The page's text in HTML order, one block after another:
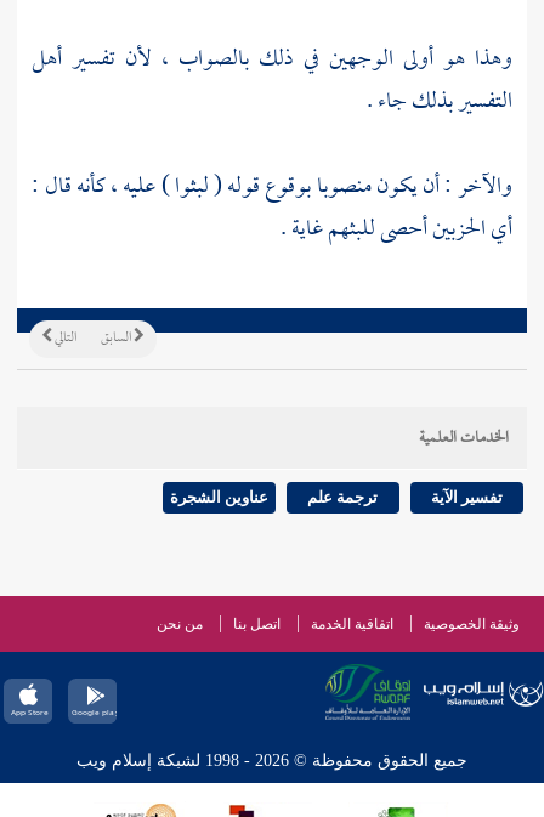
وهذا هو أولى الوجهين في ذلك بالصواب ، لأن تفسير أهل
التفسير بذلك جاء .
والآخر : أن يكون منصوبا بوقوع قوله ( لبثوا ) عليه ، كأنه قال :
أي الحزبين أحصى للبثهم غاية .
التالي السابق
الخدمات العلمية
تفسير الآية ترجمة علم عناوين الشجرة
وثيقة الخصوصية اتفاقية الخدمة اتصل بنا من نحن
جميع الحقوق محفوظة © 2026 - 1998 لشبكة إسلام ويب